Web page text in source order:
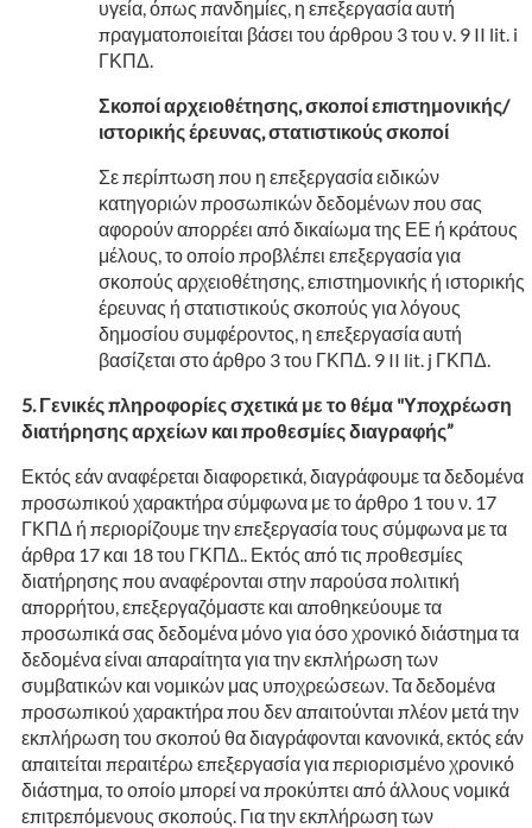
υγεία, όπως πανδημίες, η επεξεργασία αυτή
πραγματοποιείται βάσει του άρθρου 3 του ν. 9 II lit. i
ΓΚΠΔ.
Σκοποί αρχειοθέτησης, σκοποί επιστημονικής/
ιστορικής έρευνας, στατιστικούς σκοποί
Σε περίπτωση που η επεξεργασία ειδικών
κατηγοριών προσωπικών δεδομένων που σας
αφορούν απορρέει από δικαίωμα της ΕΕ ή κράτους
μέλους, το οποίο προβλέπει επεξεργασία για
σκοπούς αρχειοθέτησης, επιστημονικής ή ιστορικής
έρευνας ή στατιστικούς σκοπούς για λόγους
δημοσίου συμφέροντος, η επεξεργασία αυτή
βασίζεται στο άρθρο 3 του ΓΚΠΔ. 9 II lit. j ΓΚΠΔ.
Γενικές πληροφορίες σχετικά με το θέμα "Υποχρέωση
διατήρησης αρχείων και προθεσμίες διαγραφής”
Εκτός εάν αναφέρεται διαφορετικά, διαγράφουμε τα δεδομένα
προσωπικού χαρακτήρα σύμφωνα με το άρθρο 1 του ν. 17
ΓΚΠΔ ή περιορίζουμε την επεξεργασία τους σύμφωνα με τα
άρθρα 17 και 18 του ΓΚΠΔ.. Εκτός από τις προθεσμίες
διατήρησης που αναφέρονται στην παρούσα πολιτική
απορρήτου, επεξεργαζόμαστε και αποθηκεύουμε τα
προσωπικά σας δεδομένα μόνο για όσο χρονικό διάστημα τα
δεδομένα είναι απαραίτητα για την εκπλήρωση των
συμβατικών και νομικών μας υποχρεώσεων. Τα δεδομένα
προσωπικού χαρακτήρα που δεν απαιτούνται πλέον μετά την
εκπλήρωση του σκοπού θα διαγράφονται κανονικά, εκτός εάν
απαιτείται περαιτέρω επεξεργασία για περιορισμένο χρονικό
διάστημα, το οποίο μπορεί να προκύπτει από άλλους νομικά
επιτρεπόμενους σκοπούς. Για την εκπλήρωση των